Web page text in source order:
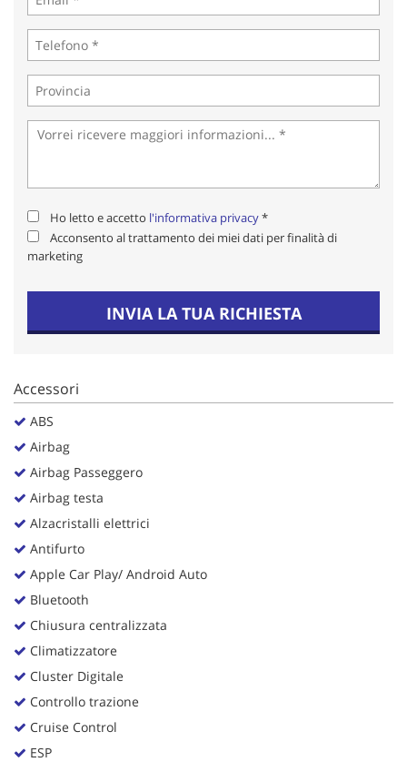
Ho letto e accetto l'informativa privacy*
Acconsento al trattamento dei miei dati per finalità di
marketing
INVIA LA TUA RICHIESTA
Accessori
ABS
Airbag
Airbag Passeggero
Airbag testa
Alzacristalli elettrici
Antifurto
Apple Car Play/ Android Auto
Bluetooth
Chiusura centralizzata
Climatizzatore
Cluster Digitale
Controllo trazione
Cruise Control
ESP
Leggi
la
cookie
policy
Salva
le
impostazioni